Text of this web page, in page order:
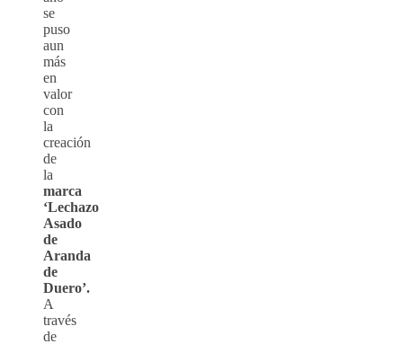
se
puso
aun
más
en
valor
con
la
creación
de
la
marca
‘Lechazo
Asado
de
Aranda
de
Duero’.
A
través
de